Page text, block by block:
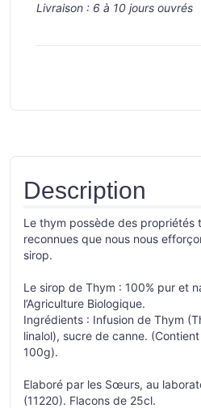
Livraison : 6 à 10 jours ouvrés
Description
Le thym possède des propriétés
reconnues que nous nous
sirop.
Le sirop de Thym : 100% pur et
l’Agriculture Biologique.
Ingrédients : Infusion de Thym
linalol), sucre de canne.
100g).
Elaboré par les Sœurs, au
(11220). Flacons de 25cl.